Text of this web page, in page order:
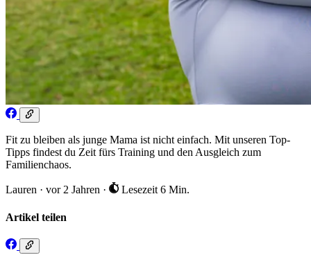
Fit zu bleiben als junge Mama ist nicht einfach. Mit unseren Top-
Tipps findest du Zeit fürs Training und den Ausgleich zum
Familienchaos.
Lauren · vor 2 Jahren · Lesezeit 6 Min.
Artikel teilen